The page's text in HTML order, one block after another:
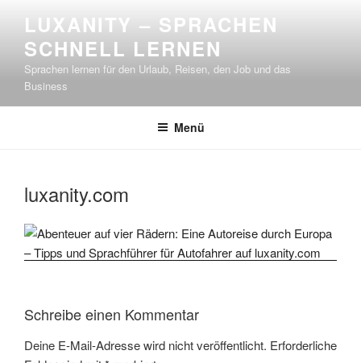
springen
LUXANITY – SPRACHEN
SCHNELL LERNEN
Sprachen lernen für den Urlaub, Reisen, den Job und das
Business
Menü
luxanity.com
Schreibe einen Kommentar
Deine E-Mail-Adresse wird nicht veröffentlicht. Erforderliche